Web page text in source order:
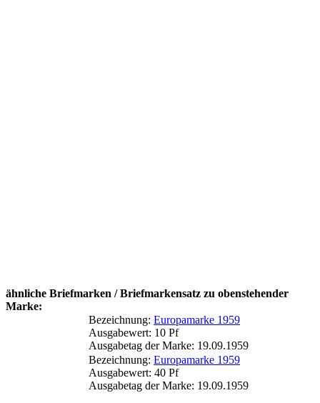
ähnliche Briefmarken / Briefmarkensatz zu obenstehender
Marke:
Bezeichnung: Europamarke 1959
Ausgabewert: 10 Pf
Ausgabetag der Marke: 19.09.1959
Bezeichnung: Europamarke 1959
Ausgabewert: 40 Pf
Ausgabetag der Marke: 19.09.1959